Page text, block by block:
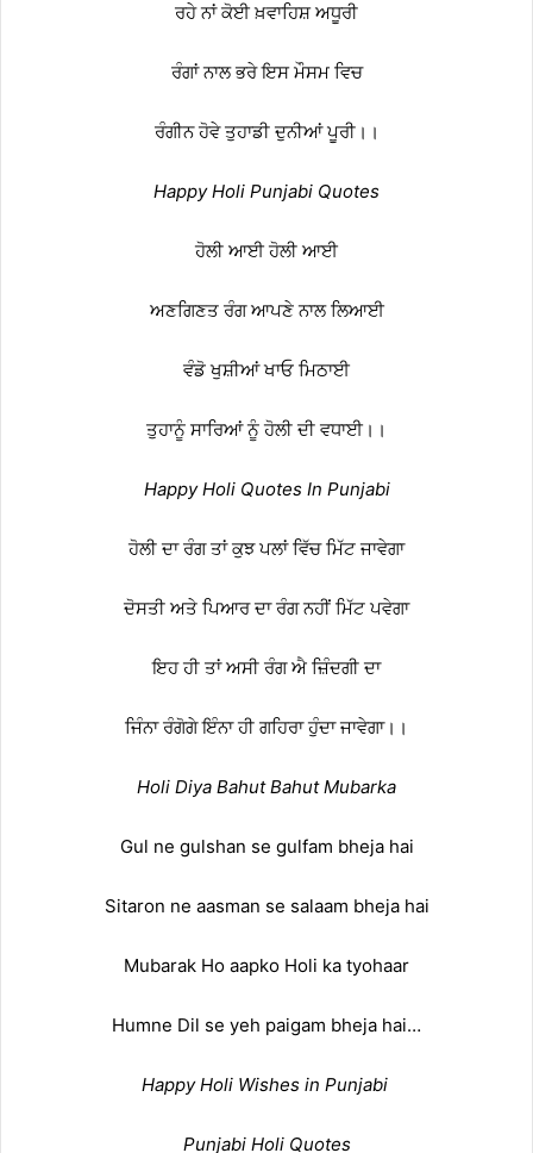
ਰਹੇ ਨਾਂ ਕੋਈ ਖ਼ਵਾਹਿਸ਼ ਅਧੂਰੀ
ਰੰਗਾਂ ਨਾਲ ਭਰੇ ਇਸ ਮੌਸਮ ਵਿਚ
ਰੰਗੀਨ ਹੋਵੇ ਤੁਹਾਡੀ ਦੁਨੀਆਂ ਪੂਰੀ।।
Happy Holi Punjabi Quotes
ਹੋਲੀ ਆਈ ਹੋਲੀ ਆਈ
ਅਣਗਿਣਤ ਰੰਗ ਆਪਣੇ ਨਾਲ ਲਿਆਈ
ਵੰਡੋ ਖੁਸ਼ੀਆਂ ਖਾਓ ਮਿਠਾਈ
ਤੁਹਾਨੂੰ ਸਾਰਿਆਂ ਨੂੰ ਹੋਲੀ ਦੀ ਵਧਾਈ।।
Happy Holi Quotes In Punjabi
ਹੋਲੀ ਦਾ ਰੰਗ ਤਾਂ ਕੁਝ ਪਲਾਂ ਵਿੱਚ ਮਿੱਟ ਜਾਵੇਗਾ
ਦੋਸਤੀ ਅਤੇ ਪਿਆਰ ਦਾ ਰੰਗ ਨਹੀਂ ਮਿੱਟ ਪਵੇਗਾ
ਇਹ ਹੀ ਤਾਂ ਅਸੀ ਰੰਗ ਐ ਜ਼ਿੰਦਗੀ ਦਾ
ਜਿੰਨਾ ਰੰਗੋਗੇ ਇੰਨਾ ਹੀ ਗਹਿਰਾ ਹੁੰਦਾ ਜਾਵੇਗਾ।।
Holi Diya Bahut Bahut Mubarka
Gul ne gulshan se gulfam bheja hai
Sitaron ne aasman se salaam bheja hai
Mubarak Ho aapko Holi ka tyohaar
Humne Dil se yeh paigam bheja hai…
Happy Holi Wishes in Punjabi
Punjabi Holi Quotes